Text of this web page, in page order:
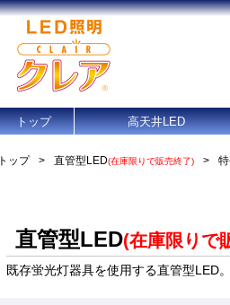
トップ 高天井LED
トップ > 直管型LED(在庫限りで販売終了) >
直管型LED(在庫限りで
既存蛍光灯器具を使用する直管型LED